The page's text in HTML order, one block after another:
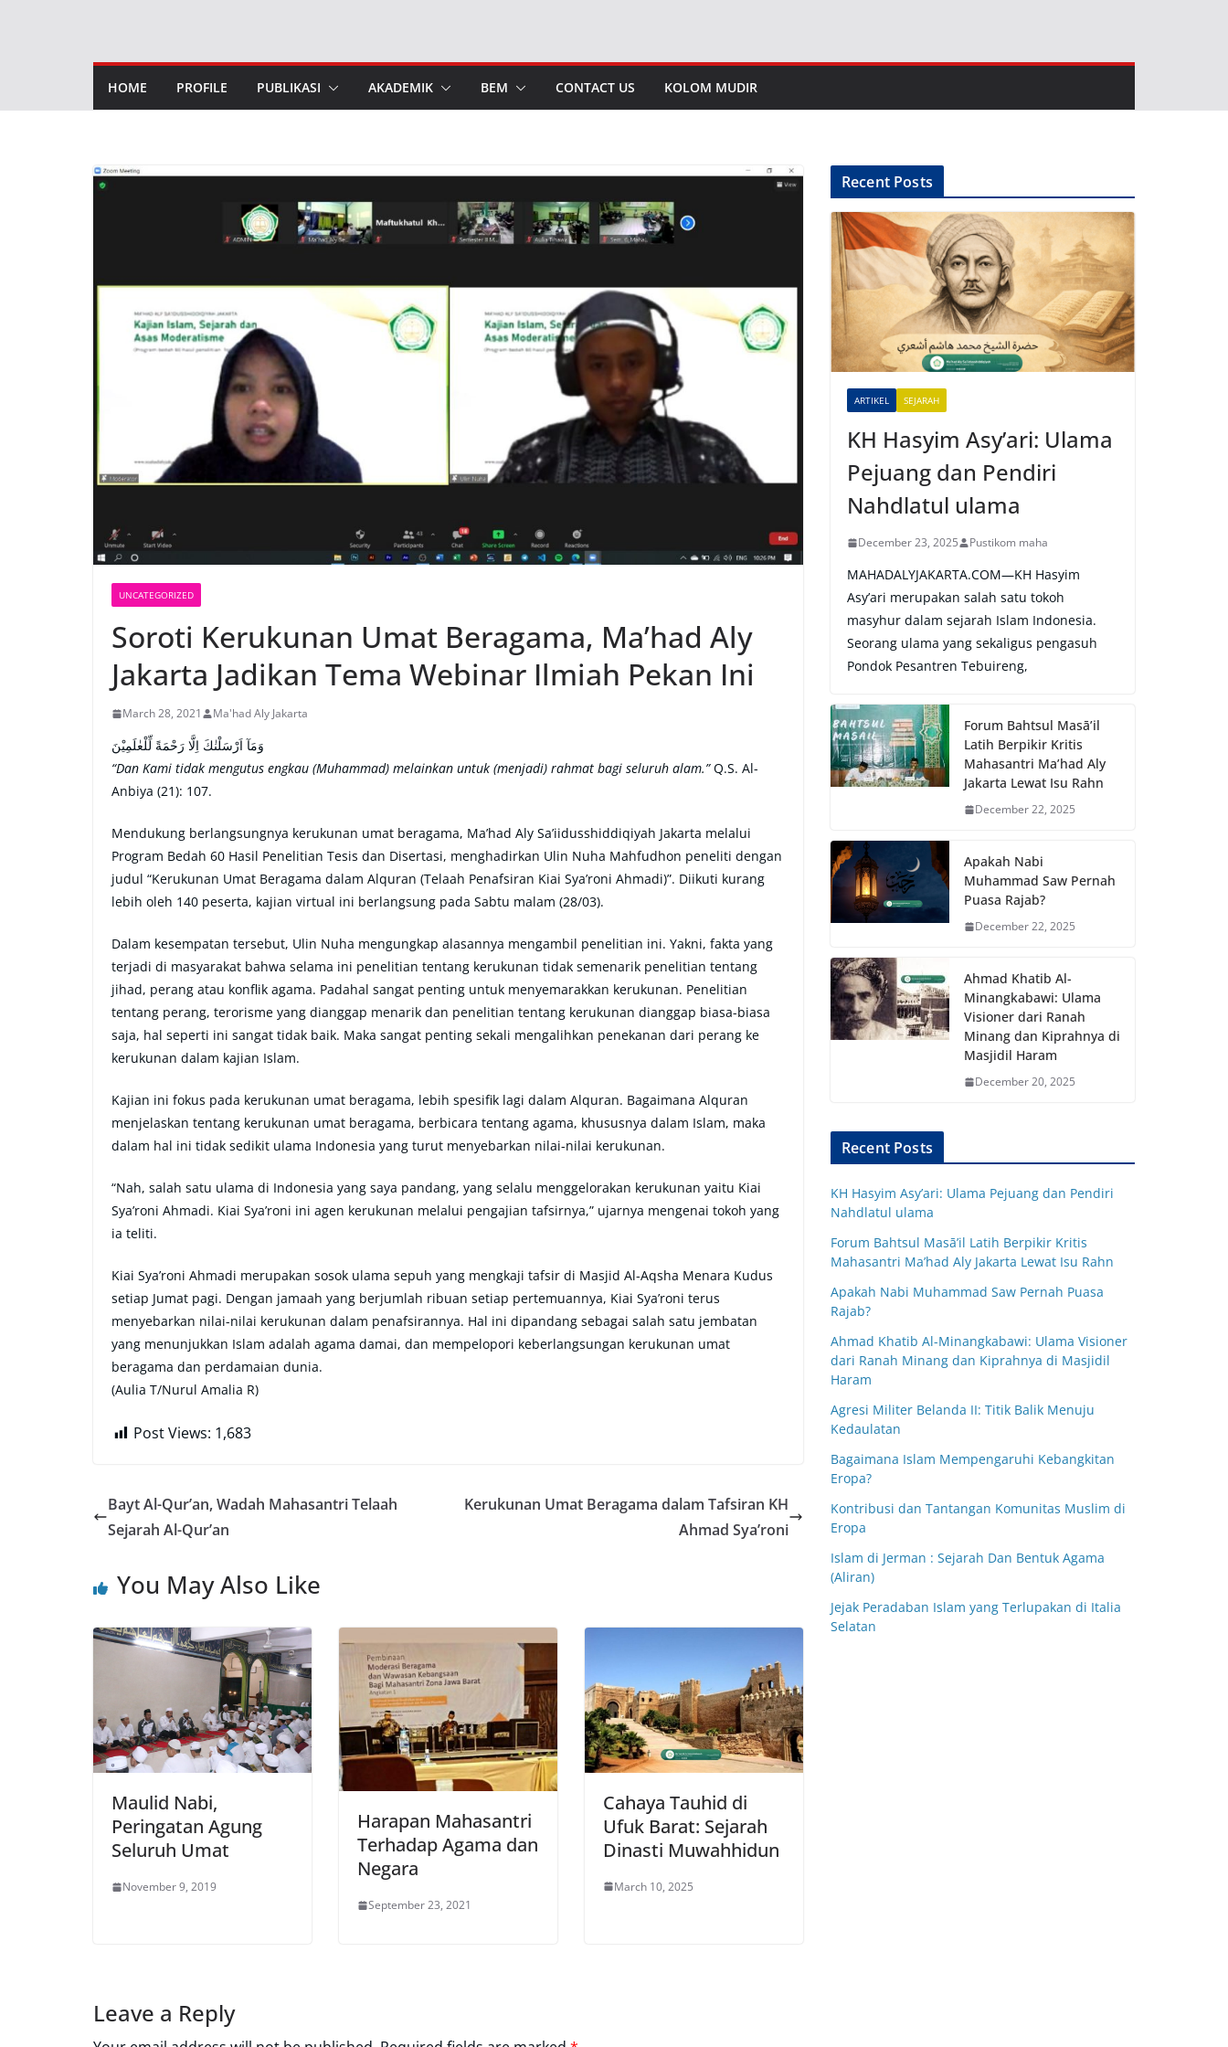
HOME PROFILE PUBLIKASI AKADEMIK BEM CONTACT US KOLOM MUDIR
UNCATEGORIZED
Soroti Kerukunan Umat Beragama, Ma’had Aly
Jakarta Jadikan Tema Webinar Ilmiah Pekan Ini
March 28, 2021 Ma'had Aly Jakarta
وَمَآ اَرْسَلْنٰكَ اِلَّا رَحْمَةً لِّلْعٰلَمِيْنَ
“Dan Kami tidak mengutus engkau (Muhammad) melainkan untuk (menjadi) rahmat bagi seluruh alam.”Q.S. Al-
Anbiya (21): 107.
Mendukung berlangsungnya kerukunan umat beragama, Ma’had Aly Sa’iidusshiddiqiyah Jakarta melalui
Program Bedah 60 Hasil Penelitian Tesis dan Disertasi, menghadirkan Ulin Nuha Mahfudhon peneliti dengan
judul “Kerukunan Umat Beragama dalam Alquran (Telaah Penafsiran Kiai Sya’roni Ahmadi)”. Diikuti kurang
lebih oleh 140 peserta, kajian virtual ini berlangsung pada Sabtu malam (28/03).
Dalam kesempatan tersebut, Ulin Nuha mengungkap alasannya mengambil penelitian ini. Yakni, fakta yang
terjadi di masyarakat bahwa selama ini penelitian tentang kerukunan tidak semenarik penelitian tentang
jihad, perang atau konflik agama. Padahal sangat penting untuk menyemarakkan kerukunan. Penelitian
tentang perang, terorisme yang dianggap menarik dan penelitian tentang kerukunan dianggap biasa-biasa
saja, hal seperti ini sangat tidak baik. Maka sangat penting sekali mengalihkan penekanan dari perang ke
kerukunan dalam kajian Islam.
Kajian ini fokus pada kerukunan umat beragama, lebih spesifik lagi dalam Alquran. Bagaimana Alquran
menjelaskan tentang kerukunan umat beragama, berbicara tentang agama, khususnya dalam Islam, maka
dalam hal ini tidak sedikit ulama Indonesia yang turut menyebarkan nilai-nilai kerukunan.
“Nah, salah satu ulama di Indonesia yang saya pandang, yang selalu menggelorakan kerukunan yaitu Kiai
Sya’roni Ahmadi. Kiai Sya’roni ini agen kerukunan melalui pengajian tafsirnya,” ujarnya mengenai tokoh yang
ia teliti.
Kiai Sya’roni Ahmadi merupakan sosok ulama sepuh yang mengkaji tafsir di Masjid Al-Aqsha Menara Kudus
setiap Jumat pagi. Dengan jamaah yang berjumlah ribuan setiap pertemuannya, Kiai Sya’roni terus
menyebarkan nilai-nilai kerukunan dalam penafsirannya. Hal ini dipandang sebagai salah satu jembatan
yang menunjukkan Islam adalah agama damai, dan mempelopori keberlangsungan kerukunan umat
beragama dan perdamaian dunia.
(Aulia T/Nurul Amalia R)
Post Views: 1,683
Bayt Al-Qur’an, Wadah Mahasantri Telaah
Sejarah Al-Qur’an
Kerukunan Umat Beragama dalam Tafsiran KH
Ahmad Sya’roni
You May Also Like
Maulid Nabi,
Peringatan Agung
Seluruh Umat
November 9, 2019
Harapan Mahasantri
Terhadap Agama dan
Negara
September 23, 2021
Cahaya Tauhid di
Ufuk Barat: Sejarah
Dinasti Muwahhidun
March 10, 2025
Leave a Reply
Recent Posts
ARTIKEL SEJARAH
KH Hasyim Asy’ari: Ulama
Pejuang dan Pendiri
Nahdlatul ulama
December 23, 2025 Pustikom maha
MAHADALYJAKARTA.COM—KH Hasyim
Asy’ari merupakan salah satu tokoh
masyhur dalam sejarah Islam Indonesia.
Seorang ulama yang sekaligus pengasuh
Pondok Pesantren Tebuireng,
Forum Bahtsul Masā’il
Latih Berpikir Kritis
Mahasantri Ma’had Aly
Jakarta Lewat Isu Rahn
December 22, 2025
Apakah Nabi
Muhammad Saw Pernah
Puasa Rajab?
December 22, 2025
Ahmad Khatib Al-
Minangkabawi: Ulama
Visioner dari Ranah
Minang dan Kiprahnya di
Masjidil Haram
December 20, 2025
Recent Posts
KH Hasyim Asy’ari: Ulama Pejuang dan Pendiri
Nahdlatul ulama
Forum Bahtsul Masā’il Latih Berpikir Kritis
Mahasantri Ma’had Aly Jakarta Lewat Isu Rahn
Apakah Nabi Muhammad Saw Pernah Puasa
Rajab?
Ahmad Khatib Al-Minangkabawi: Ulama Visioner
dari Ranah Minang dan Kiprahnya di Masjidil
Haram
Agresi Militer Belanda II: Titik Balik Menuju
Kedaulatan
Bagaimana Islam Mempengaruhi Kebangkitan
Eropa?
Kontribusi dan Tantangan Komunitas Muslim di
Eropa
Islam di Jerman : Sejarah Dan Bentuk Agama
(Aliran)
Jejak Peradaban Islam yang Terlupakan di Italia
Selatan